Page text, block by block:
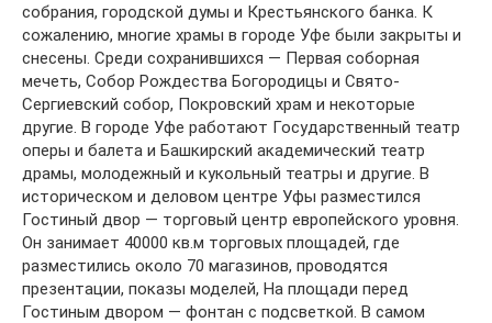
собрания, городской думы и Крестьянского банка. К
сожалению, многие храмы в городе Уфе были закрыты и
снесены. Среди сохранившихся — Первая соборная
мечеть, Собор Рождества Богородицы и Свято-
Сергиевский собор, Покровский храм и некоторые
другие. В городе Уфе работают Государственный театр
оперы и балета и Башкирский академический театр
драмы, молодежный и кукольный театры и другие. В
историческом и деловом центре Уфы разместился
Гостиный двор — торговый центр европейского уровня.
Он занимает 40000 кв.м торговых площадей, где
разместились около 70 магазинов, проводятся
презентации, показы моделей, На площади перед
Гостиным двором — фонтан с подсветкой. В самом